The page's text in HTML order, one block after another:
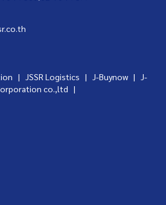
| JSSR Logistics | J-Buynow | J-
co.,ltd |